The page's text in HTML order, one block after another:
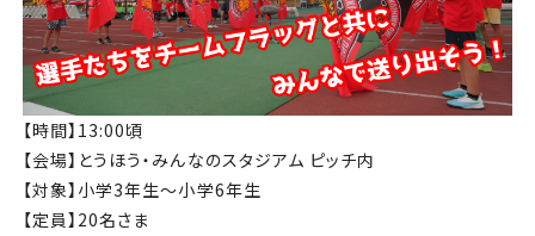
【時間】13:00頃
【会場】とうほう・みんなのスタジアム ピッチ内
【対象】小学3年生〜小学6年生
【定員】20名さま